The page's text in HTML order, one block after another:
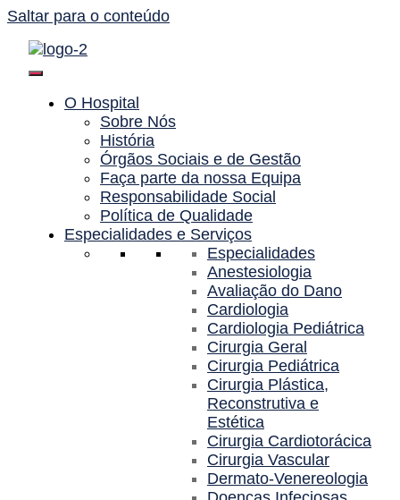
Saltar para o conteúdo
O Hospital
Sobre Nós
História
Órgãos Sociais e de Gestão
Faça parte da nossa Equipa
Responsabilidade Social
Política de Qualidade
Especialidades e Serviços
Especialidades
Anestesiologia
Avaliação do Dano
Cardiologia
Cardiologia Pediátrica
Cirurgia Geral
Cirurgia Pediátrica
Cirurgia Plástica,
Reconstrutiva e
Estética
Cirurgia Cardiotorácica
Cirurgia Vascular
Dermato-Venereologia